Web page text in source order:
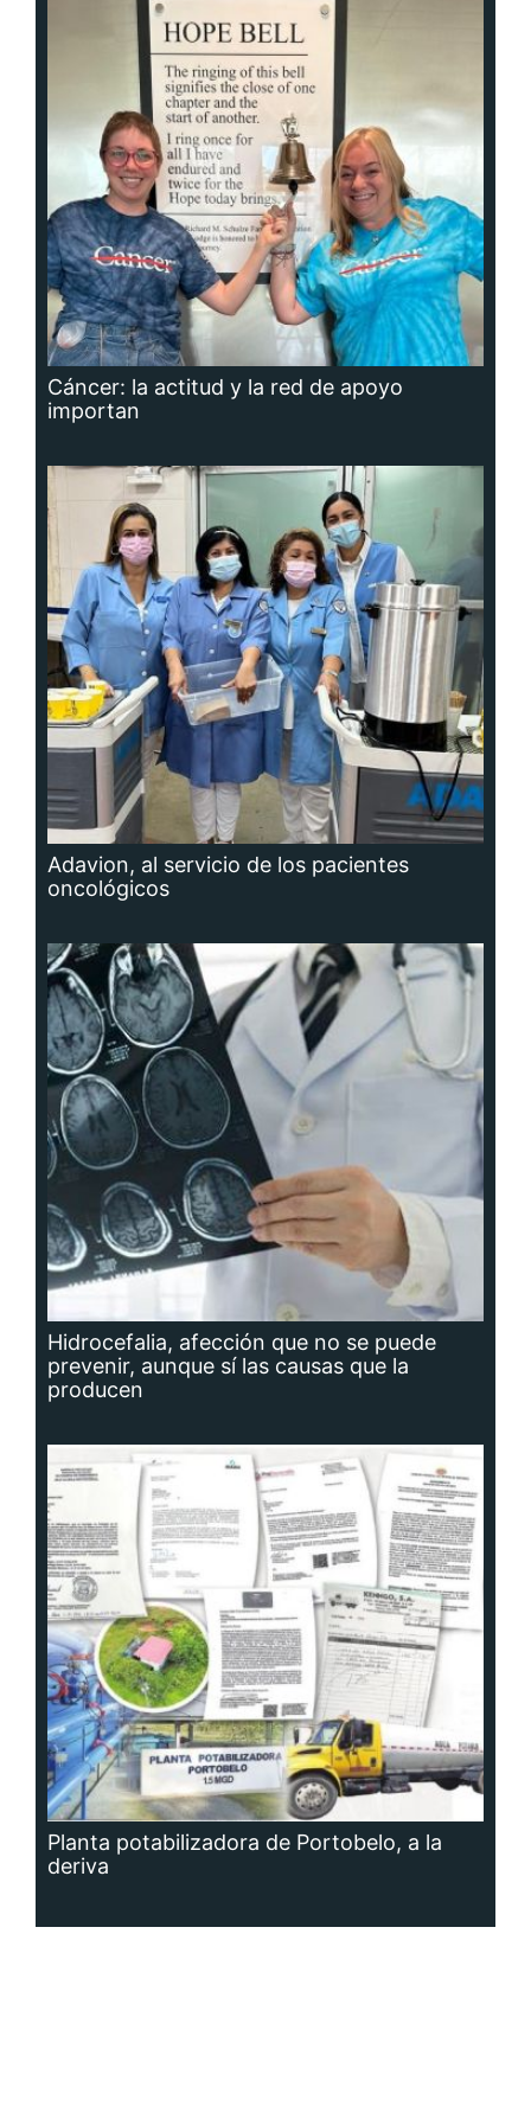
Cáncer: la actitud y la red de apoyo
importan
Adavion, al servicio de los pacientes
oncológicos
Hidrocefalia, afección que no se puede
prevenir, aunque sí las causas que la
producen
Planta potabilizadora de Portobelo, a la
deriva